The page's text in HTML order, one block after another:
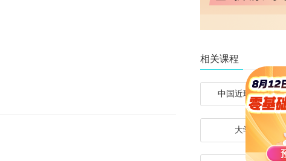
相关课程
中国近现代史纲要
大学语文